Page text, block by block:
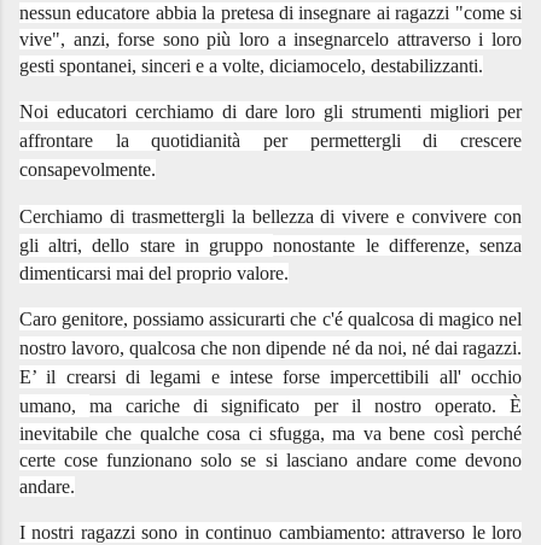
nessun educatore abbia la pretesa di insegnare ai ragazzi "come si
vive", anzi, forse sono più loro a insegnarcelo attraverso i loro
gesti spontanei, sinceri e a volte, diciamocelo, destabilizzanti.
Noi educatori cerchiamo di dare loro gli strumenti migliori per
affrontare la quotidianità per permettergli di crescere
consapevolmente.
Cerchiamo di trasmettergli la bellezza di vivere e convivere con
gli altri, dello stare in gruppononostante le differenze, senza
dimenticarsi mai del proprio valore.
Caro genitore, possiamo assicurarti che c'é qualcosa di magico nel
nostro lavoro, qualcosa che non dipende né da noi, né dai ragazzi.
E’ il crearsi di legami e intese forse impercettibili all' occhio
umano,ma cariche di significato per il nostro operato.È
inevitabile che qualche cosa ci sfugga, ma va bene così perché
certe cose funzionano solo se si lasciano andare come devono
andare.
I nostri ragazzi sono in continuo cambiamento: attraverso le loro